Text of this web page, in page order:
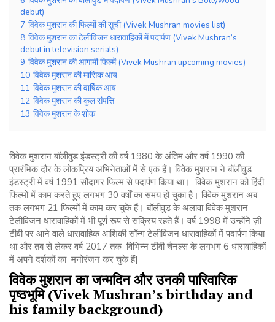
debut)
7 विवेक मुशरान की फिल्मों की सूची (Vivek Mushran movies list)
8 विवेक मुशरान का टेलीविजन धारावाहिकों में पदार्पण (Vivek Mushran’s
debut in television serials)
9 विवेक मुशरान की आगामी फिल्में (Vivek Mushran upcoming movies)
10 विवेक मुशरान की मासिक आय
11 विवेक मुशरान की वार्षिक आय
12 विवेक मुशरान की कुल संपत्ति
13 विवेक मुशरान के शोंक
विवेक मुशरान बॉलीवुड इंडस्ट्री की वर्ष 1980 के अंतिम और वर्ष 1990 की
प्रारंभिक दौर के लोकप्रिय अभिनेताओं में से एक हैं। विवेक मुशरान ने बॉलीवुड
इंडस्ट्री में वर्ष 1991 सौदागर फिल्म से पदार्पण किया था। विवेक मुशरान को हिंदी
फिल्मों में काम करते हुए लगभग 30 वर्षों का समय हो चुका है। विवेक मुशरान अब
तक लगभग 21 फिल्मों में काम कर चुके हैं। बॉलीवुड के अलावा विवेक मुशरान
टेलीविजन धारावाहिकों में भी पूर्ण रूप से सक्रिय रहते हैं। वर्ष 1998 में उन्होंने ज़ी
टीवी पर आने वाले धारावाहिक आशिकी सॉन्ग टेलीविजन धारावाहिकों में पदार्पण किया
था और तब से लेकर वर्ष 2017 तक विभिन्न टीवी चैनल्स के लगभग 6 धारावाहिकों
में अपने दर्शकों का मनोरंजन कर चुके हैं|
विवेक मुशरान का जन्मदिन और उनकी पारिवारिक
पृष्ठभूमि(Vivek Mushran’s birthday and
his family background)